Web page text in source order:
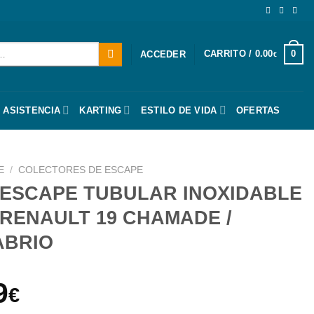
ACCEDER CARRITO / 0.00€ 0
ASISTENCIA KARTING ESTILO DE VIDA OFERTAS
/ COLECTORES DE ESCAPE
TUBULAR INOXIDABLE
19 CHAMADE /
€El